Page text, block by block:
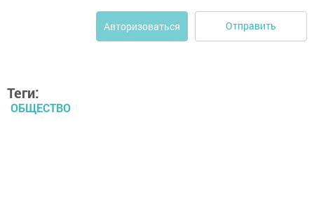
Авторизоваться Отправить
Теги:
ОБЩЕСТВО